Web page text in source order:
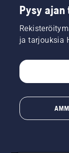
Pysy ajan
ja tarjouksia